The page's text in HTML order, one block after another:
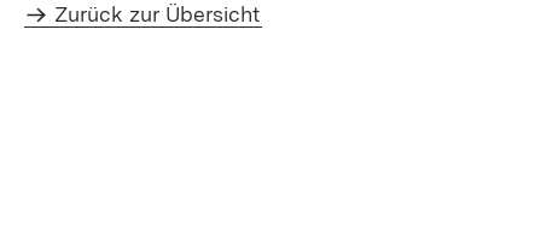
Zurück zur Übersicht